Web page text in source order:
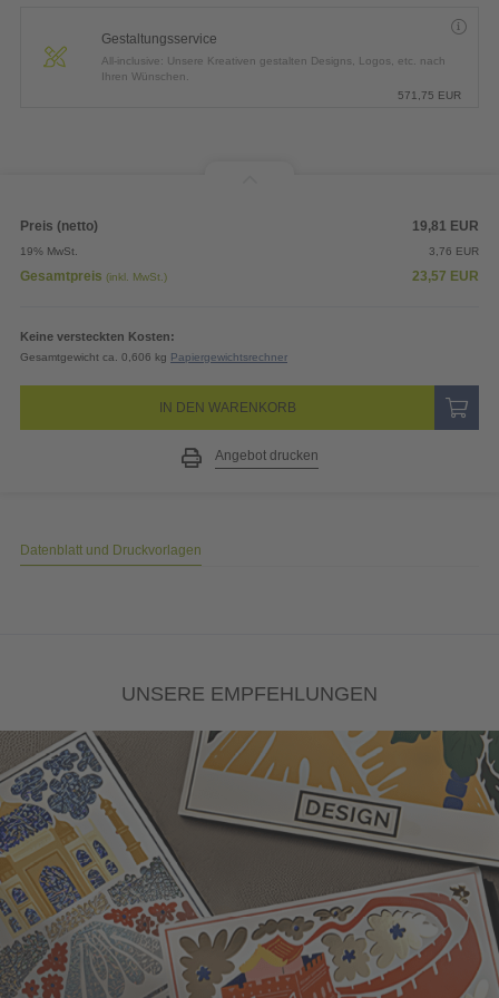
Gestaltungsservice
All-inclusive: Unsere Kreativen gestalten Designs, Logos, etc. nach
Ihren Wünschen.
571,75 EUR
Preis (netto) 19,81 EUR
19% MwSt. 3,76 EUR
Gesamtpreis (inkl. MwSt.) 23,57 EUR
Keine versteckten Kosten:
Gesamtgewicht ca. 0,606 kg Papiergewichtsrechner
IN DEN WARENKORB
Angebot drucken
Datenblatt und Druckvorlagen
UNSERE EMPFEHLUNGEN